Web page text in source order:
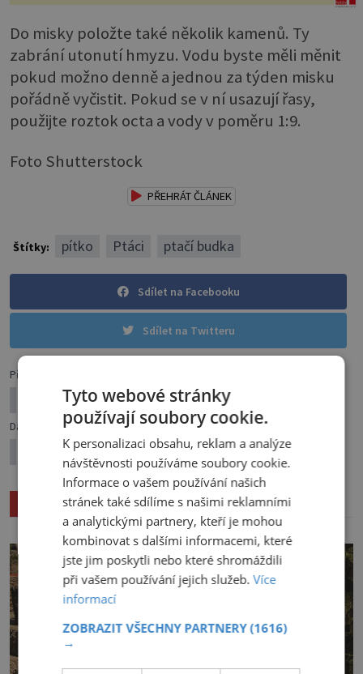
Do misky položte také několik kamenů. Ty
zabrání utonutí hmyzu. Vodu byste měli měnit
pokud možno denně a jednou za týden misku
pořádně vyčistit. Pokud se v ní usazují řasy,
použijte roztok octa a vody v poměru 1:9.
Foto Shutterstock
PŘEHRÁT ČLÁNEK
Štítky: pítko Ptáci ptačí budka
Sdílet na Facebooku
Sdílet na Twitteru
Předchozí článek
Co (ne)umí přírodní barvy na vlasy
Další článek
Zaostřeno na sirupy
Související články
Tyto webové stránky
používají soubory cookie.
K personalizaci obsahu, reklam a analýze
návštěvnosti používáme soubory cookie.
Informace o vašem používání našich
stránek také sdílíme s našimi reklamními
a analytickými partnery, kteří je mohou
kombinovat s dalšími informacemi, které
jste jim poskytli nebo které shromáždili
při vašem používání jejich služeb.Více
informací
ZOBRAZIT VŠECHNY PARTNERY(1616)
→